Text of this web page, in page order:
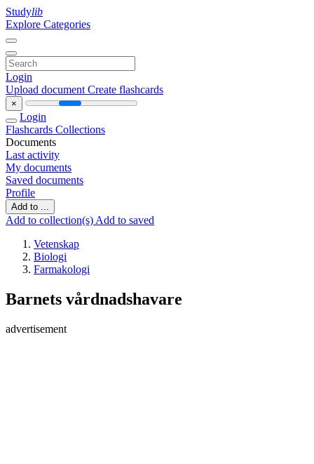
Studylib
Explore Categories
Login
Upload document Create flashcards
×
Login
Flashcards Collections
Documents
Last activity
My documents
Saved documents
Profile
Add to ...
Add to collection(s) Add to saved
Vetenskap
Biologi
Farmakologi
Barnets vårdnadshavare
advertisement